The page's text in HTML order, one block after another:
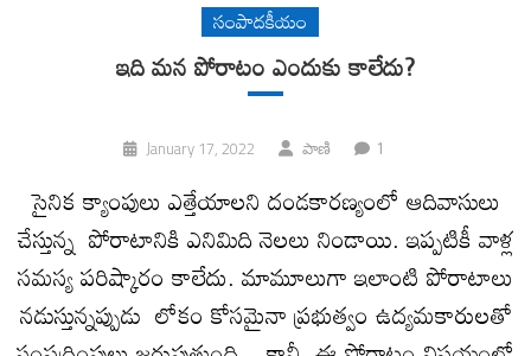
సంపాదకీయం
ఇది మ‌న పోరాటం ఎందుకు కాలేదు?
January 17, 2022 పాణి 1
సైనిక క్యాంపులు ఎత్తేయాలని దండకారణ్యంలో ఆదివాసులు
చేస్తున్న పోరాటానికి ఎనిమిది నెలలు నిండాయి. ఇప్పటికీ వాళ్ల
సమస్య పరిష్కారం కాలేదు. మామూలుగా ఇలాంటి పోరాటాలు
నడుస్తున్నప్పుడు లోకం కోసమైనా ప్రభుత్వం ఉద్యమకారులతో